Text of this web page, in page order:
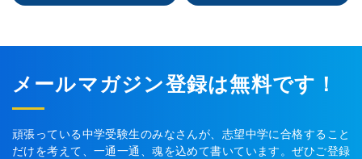
メールマガジン登録は無料です！
頑張っている中学受験生のみなさんが、志望中学に合格すること
だけを考えて、一通一通、魂を込めて書いています。ぜひご登録